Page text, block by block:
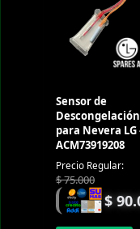
Sensor de
Descongelación
para Nevera LG
ACM73919208
Precio Regular:
$75.000
$